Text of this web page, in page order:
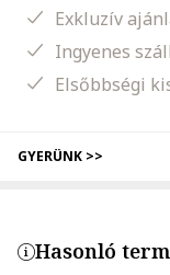
Exkluzív
Ingyenes
Elsőbbségi
GYERÜNK >>
Hasonló